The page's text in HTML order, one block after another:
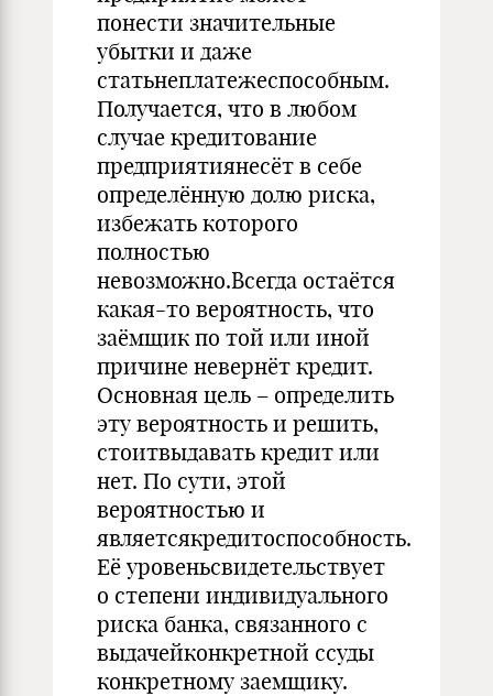
понести значительные
убытки и даже
статьнеплатежеспособным.
Получается, что в любом
случае кредитование
предприятиянесёт в себе
определённую долю риска,
избежать которого
полностью
невозможно.Всегда остаётся
какая-то вероятность, что
заёмщик по той или иной
причине невернёт кредит.
Основная цель – определить
эту вероятность и решить,
стоитвыдавать кредит или
нет. По сути, этой
вероятностью и
являетсякредитоспособность.
Её уровеньсвидетельствует
о степени ин­дивидуального
риска банка, связанного с
выдачейконкретной ссуды
конкретному заемщику.